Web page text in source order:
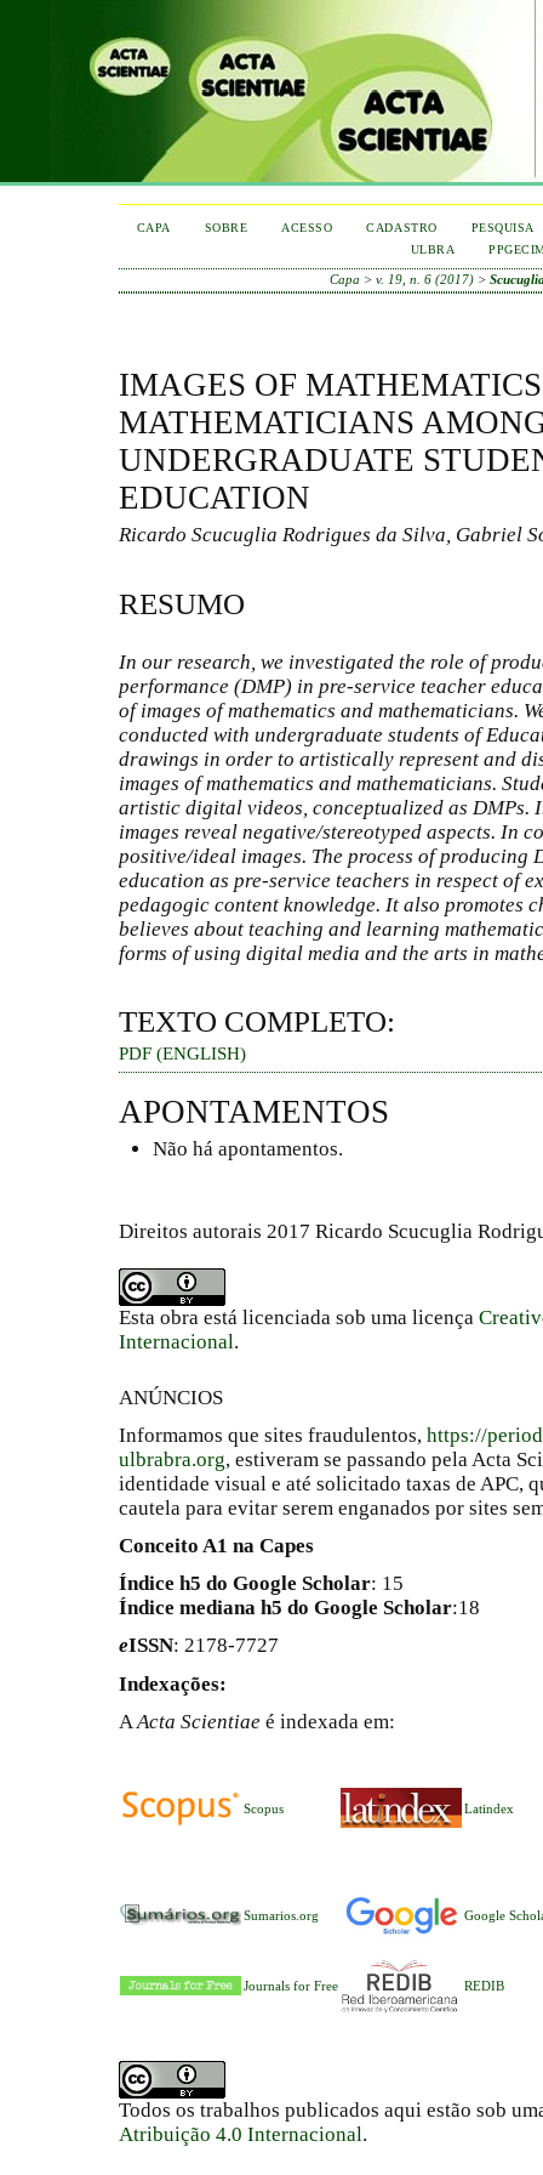
CAPA SOBRE ACESSO CADASTRO
PESQUISA
ULBRA
Capa >v. 19, n. 6 (2017) >
IMAGES OF
MATHEMATICIANS
UNDERGRADUATE
EDUCATION
Ricardo Scucuglia Rodrigues da Silva, Gabriel
RESUMO
In our research, we investigated the role of
performance (DMP) in pre-service teacher
of images of mathematics and mathematicians.
conducted with undergraduate students of
drawings in order to artistically represent and
images of mathematics and mathematicians.
artistic digital videos, conceptualized as DMPs.
images reveal negative/stereotyped aspects. In
positive/ideal images. The process of producing
education as pre-service teachers in respect of
pedagogic content knowledge. It also promotes
believes about teaching and learning
forms of using digital media and the arts in
TEXTO COMPLETO:
PDF (ENGLISH)
APONTAMENTOS
Não há apontamentos.
Direitos autorais 2017 Ricardo Scucuglia
Esta obra está licenciada sob uma licença
Internacional.
ANÚNCIOS
Informamos que sites fraudulentos, https://
ulbrabra.org, estiveram se passando pela Acta
identidade visual e até solicitado taxas de APC,
cautela para evitar serem enganados por sites
Conceito A1 na Capes
Índice h5 do Google Scholar: 15
Índice mediana h5 do Google Scholar:18
eISSN: 2178-7727
Indexações:
A Acta Scientiae é indexada em:
Scopus Latindex
Sumarios.org Google
Journals for Free REDIB
Todos os trabalhos publicados aqui estão sob
Atribuição 4.0 Internacional.